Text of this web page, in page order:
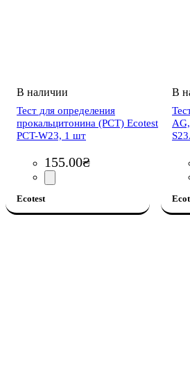
Тест для определения
прокальцитонина (PCT) Ecotest
PCT-W23, 1 шт
155.00₴
Ecotest
S23.